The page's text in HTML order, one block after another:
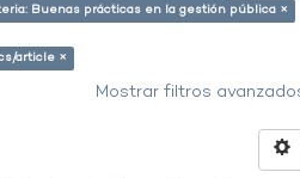
Buenas prácticas en la gestión pública ×
article ×
Mostrar filtros